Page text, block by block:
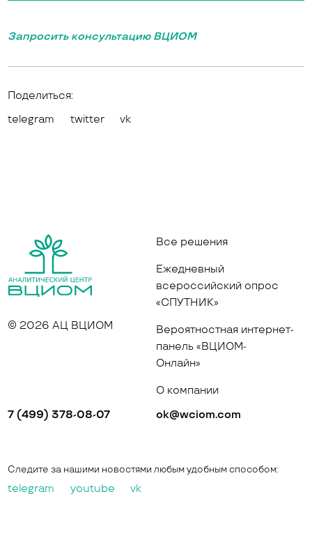
Запросить консультацию ВЦИОМ
Поделиться:
telegram
twitter vk
© 2026 АЦ ВЦИОМ
Все решения
Ежедневный
всероссийский опрос
«СПУТНИК»
Вероятностная интернет-
панель «ВЦИОМ-
Онлайн»
О компании
7 (499) 378-08-07
ok@wciom.com
Следите за нашими новостями любым удобным способом:
telegram youtube vk